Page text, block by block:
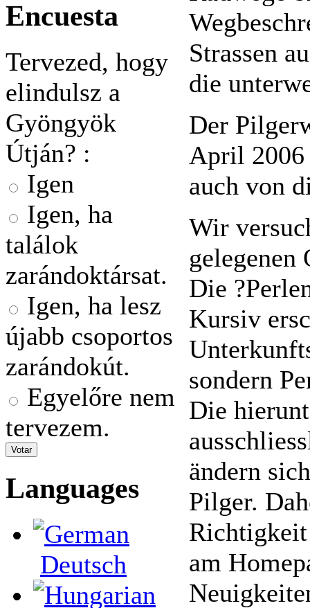
Encuesta
Tervezed, hogy
elindulsz a
Gyöngyök
Útján? :
Igen
Igen, ha
találok
zarándoktársat.
Igen, ha lesz
újabb csoportos
zarándokút.
Egyelőre nem
tervezem.
Languages
Deutsch
Strassen
die
Der
April 2006
auch von
Wir
gelegenen
Die
Kursiv
sondern
Die
ändern
Pilger.
am